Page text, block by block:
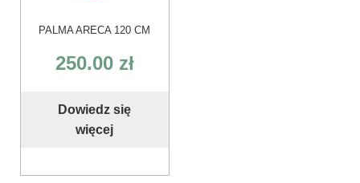
PALMA ARECA 120 CM
250.00 zł
Dowiedz się
więcej